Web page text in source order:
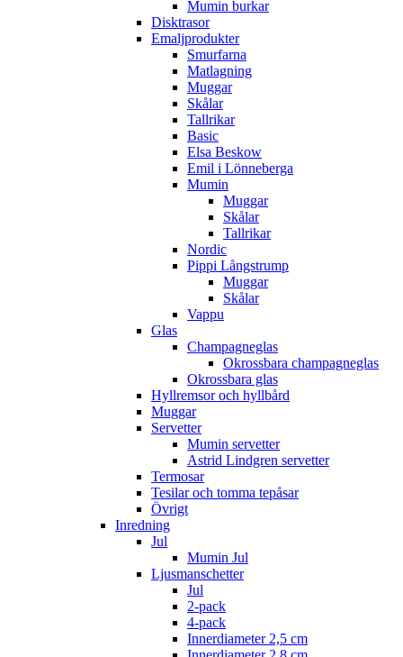
Mumin burkar
Disktrasor
Emaljprodukter
Smurfarna
Matlagning
Muggar
Skålar
Tallrikar
Basic
Elsa Beskow
Emil i Lönneberga
Mumin
Muggar
Skålar
Tallrikar
Nordic
Pippi Långstrump
Muggar
Skålar
Vappu
Glas
Champagneglas
Okrossbara champagneglas
Okrossbara glas
Hyllremsor och hyllbård
Muggar
Servetter
Mumin servetter
Astrid Lindgren servetter
Termosar
Tesilar och tomma tepåsar
Övrigt
Inredning
Jul
Mumin Jul
Ljusmanschetter
Jul
2-pack
4-pack
Innerdiameter 2,5 cm